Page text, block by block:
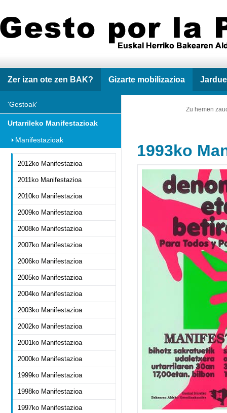
Zer izan ote zen BAK? Gizarte mobilizazioa
Zu hemen
'Gestoak'
Urtarrileko Manifestazioak
Manifestazioak
2012ko Manifestazioa
2011ko Manifestazioa
2010ko Manifestazioa
2009ko Manifestazioa
2008ko Manifestazioa
2007ko Manifestazioa
2006ko Manifestazioa
2005ko Manifestazioa
2004ko Manifestazioa
2003ko Manifestazioa
2002ko Manifestazioa
2001ko Manifestazioa
2000ko Manifestazioa
1999ko Manifestazioa
1998ko Manifestazioa
1997ko Manifestazioa
1993ko